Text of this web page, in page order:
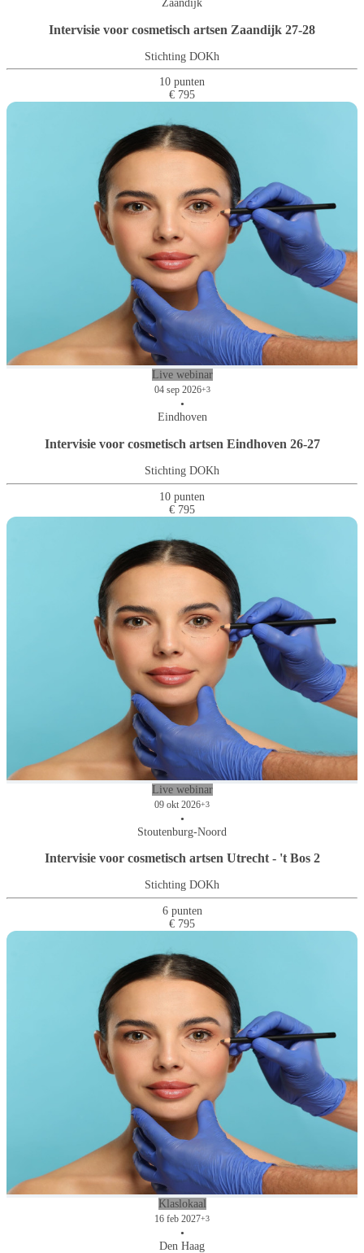
Zaandijk
Intervisie voor cosmetisch artsen Zaandijk 27-28
Stichting DOKh
10 punten
€ 795
Live webinar
04 sep 2026+3
•
Eindhoven
Intervisie voor cosmetisch artsen Eindhoven 26-27
Stichting DOKh
10 punten
€ 795
Live webinar
09 okt 2026+3
•
Stoutenburg-Noord
Intervisie voor cosmetisch artsen Utrecht - 't Bos 2
Stichting DOKh
6 punten
€ 795
Klaslokaal
16 feb 2027+3
•
Den Haag